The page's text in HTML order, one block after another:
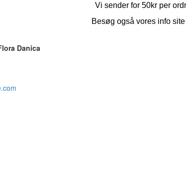
Vi sender for 50kr per
Besøg også vores info
Danica